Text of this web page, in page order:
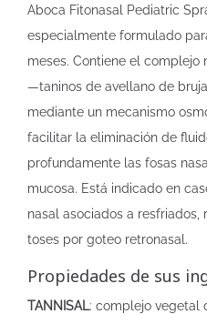
Aboca Fitonasal Pediatric
especialmente formulado
meses. Contiene el complejo
—taninos de avellano de
mediante un mecanismo
facilitar la eliminación de
profundamente las fosas
mucosa. Está indicado en
nasal asociados a resfriados,
toses por goteo retronasal.
Propiedades de sus
TANNISAL: complejo vegetal